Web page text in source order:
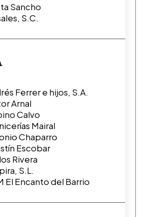
Sancho
S.C.
Ferrer e hijos, S.A.
Arnal
Calvo
Mairal
Chaparro
Escobar
Rivera
S.L.
El Encanto del Barrio